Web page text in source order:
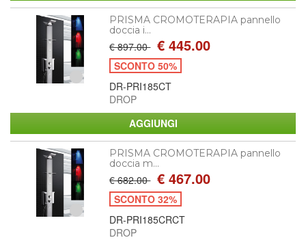
PRISMA CROMOTERAPIA pannello
doccia i...
€ 897.00 € 445.00
SCONTO 50%
DR-PRI185CT
DROP
PRISMA CROMOTERAPIA pannello
doccia m...
€ 682.00 € 467.00
SCONTO 32%
DR-PRI185CRCT
DROP